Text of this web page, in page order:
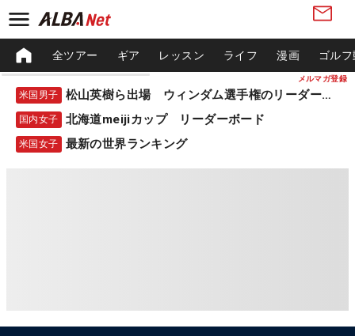
メルマガ登録
全ツアー ギア レッスン ライフ 漫画 ゴル
米国男子 松山英樹ら出場 ウィンダム選手権のリーダーボード
国内女子 北海道meijiカップ リーダーボード
米国女子 最新の世界ランキング